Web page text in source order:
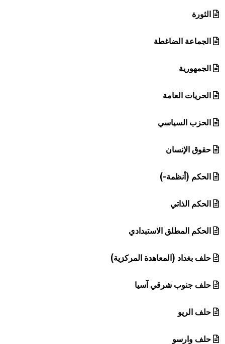
الثورة
الجماعة الضاغطة
الجمهورية
الحريات العامة
الحزب السياسي
حقوق الإنسان
الحكم (أنظمة-)
الحكم الذاتي
الحكم المطلق الاستبدادي
حلف بغداد (المعاهدة المركزية)
حلف جنوب شرقي آسيا
حلف الريو
حلف وارسو